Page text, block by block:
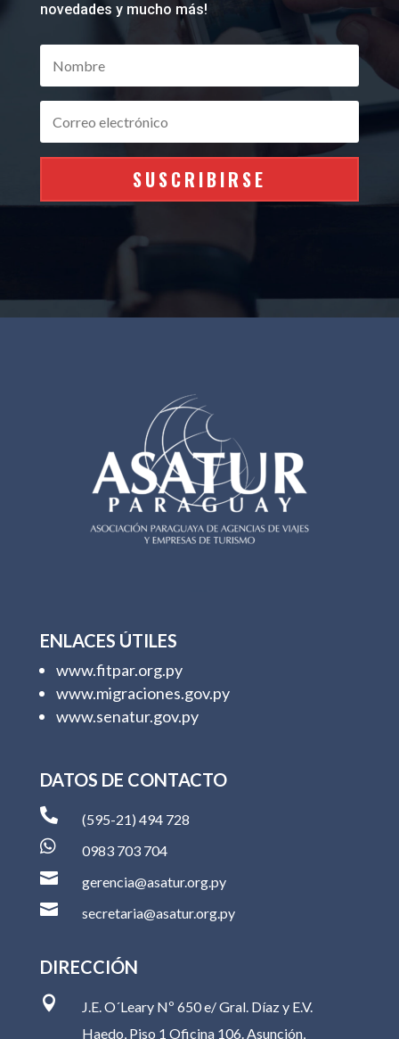
novedades y mucho más!
SUSCRIBIRSE
ENLACES ÚTILES
www.fitpar.org.py
www.migraciones.gov.py
www.senatur.gov.py
DATOS DE CONTACTO
 (595-21) 494 728
 0983 703 704
 gerencia@asatur.org.py
 secretaria@asatur.org.py
DIRECCIÓN

J.E. O´Leary Nº 650 e/ Gral. Díaz y E.V.
Haedo, Piso 1 Oficina 106. Asunción,